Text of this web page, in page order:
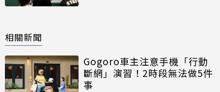
相關新聞
Gogoro車主注意手機「行動
斷網」演習！2時段無法做5件
事